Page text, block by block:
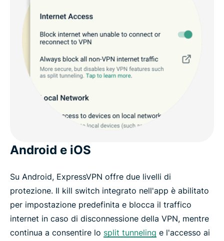
Android e iOS
Su Android, ExpressVPN offre due livelli di
protezione. Il kill switch integrato nell'app è abilitato
per impostazione predefinita e blocca il traffico
internet in caso di disconnessione della VPN, mentre
continua a consentire lo split tunneling e l'accesso ai